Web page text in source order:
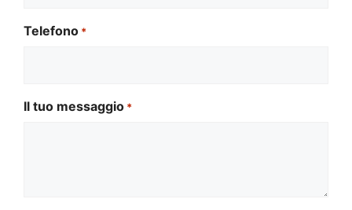
Telefono *
Il tuo messaggio *